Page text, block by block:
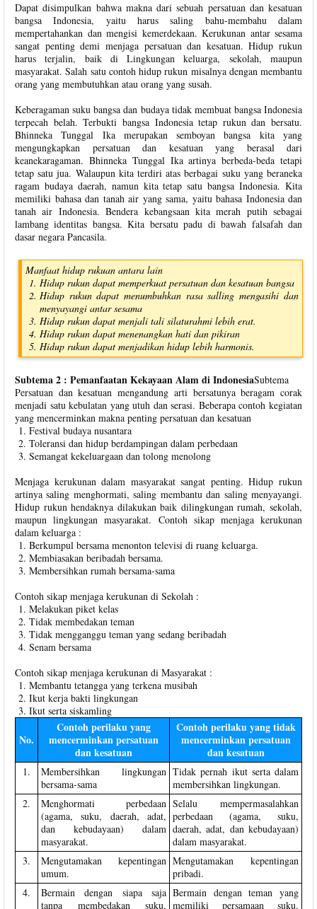
Dapat disimpulkan bahwa makna dari sebuah persatuan dan kesatuan
bangsa Indonesia, yaitu harus saling bahu-membahu dalam
mempertahankan dan mengisi kemerdekaan. Kerukunan antar sesama
sangat penting demi menjaga persatuan dan kesatuan. Hidup rukun
harus terjalin, baik di Lingkungan keluarga, sekolah, maupun
masyarakat. Salah satu contoh hidup rukun misalnya dengan membantu
orang yang membutuhkan atau orang yang susah.
Keberagaman suku bangsa dan budaya tidak membuat bangsa Indonesia
terpecah belah. Terbukti bangsa Indonesia tetap rukun dan bersatu.
Bhinneka Tunggal Ika merupakan semboyan bangsa kita yang
mengungkapkan persatuan dan kesatuan yang berasal dari
keanekaragaman. Bhinneka Tunggal Ika artinya berbeda-beda tetapi
tetap satu jua. Walaupun kita terdiri atas berbagai suku yang beraneka
ragam budaya daerah, namun kita tetap satu bangsa Indonesia. Kita
memiliki bahasa dan tanah air yang sama, yaitu bahasa Indonesia dan
tanah air Indonesia. Bendera kebangsaan kita merah putih sebagai
lambang identitas bangsa. Kita bersatu padu di bawah falsafah dan
dasar negara Pancasila.
Manfaat hidup rukuan antara lain
Hidup rukun dapat memperkuat persatuan dan kesatuan bangsa
Hidup rukun dapat menumbuhkan rasa salling mengasihi dan
menyayangi antar sesama
Hidup rukun dapat menjali tali silaturahmi lebih erat.
Hidup rukun dapat menenangkan hati dan pikiran
Hidup rukun dapat menjadikan hidup lebih harmonis.
Subtema 2 : Pemanfaatan Kekayaan Alam di IndonesiaSubtema
Persatuan dan kesatuan mengandung arti bersatunya beragam corak
menjadi satu kebulatan yang utuh dan serasi. Beberapa contoh kegiatan
yang mencerminkan makna penting persatuan dan kesatuan
Festival budaya nusantara
Toleransi dan hidup berdampingan dalam perbedaan
Semangat kekeluargaan dan tolong menolong
Menjaga kerukunan dalam masyarakat sangat penting. Hidup rukun
artinya saling menghormati, saling membantu dan saling menyayangi.
Hidup rukun hendaknya dilakukan baik dilingkungan rumah, sekolah,
maupun lingkungan masyarakat. Contoh sikap menjaga kerukunan
dalam keluarga :
Berkumpul bersama menonton televisi di ruang keluarga.
Membiasakan beribadah bersama.
Membersihkan rumah bersama-sama
Contoh sikap menjaga kerukunan di Sekolah :
Melakukan piket kelas
Tidak membedakan teman
Tidak mengganggu teman yang sedang beribadah
Senam bersama
Contoh sikap menjaga kerukunan di Masyarakat :
Membantu tetangga yang terkena musibah
Ikut kerja bakti lingkungan
Ikut serta siskamling
No.
Contoh perilaku yang
mencerminkan persatuan
dan kesatuan
Contoh perilaku yang tidak
mencerminkan persatuan
dan kesatuan
1.
Membersihkan lingkungan
bersama-sama
Tidak pernah ikut serta dalam
membersihkan lingkungan.
2.
Menghormati perbedaan
(agama, suku, daerah, adat,
dan kebudayaan) dalam
masyarakat.
Selalu mempermasalahkan
perbedaan (agama, suku,
daerah, adat, dan kebudayaan)
dalam masyarakat.
3.
Mengutamakan kepentingan
umum.
Mengutamakan kepentingan
pribadi.
4.
Bermain dengan siapa saja
tanpa membedakan suku,
Bermain dengan teman yang
memiliki persamaan suku,